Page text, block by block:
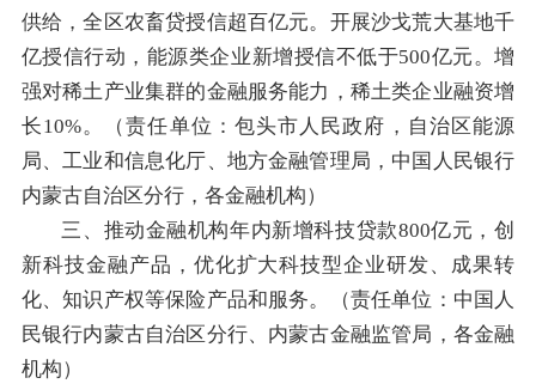
供给，全区农畜贷授信超百亿元。开展沙戈荒大基地千
亿授信行动，能源类企业新增授信不低于500亿元。增
强对稀土产业集群的金融服务能力，稀土类企业融资增
长10%。（责任单位：包头市人民政府，自治区能源
局、工业和信息化厅、地方金融管理局，中国人民银行
内蒙古自治区分行，各金融机构）
三、推动金融机构年内新增科技贷款800亿元，创
新科技金融产品，优化扩大科技型企业研发、成果转
化、知识产权等保险产品和服务。（责任单位：中国人
民银行内蒙古自治区分行、内蒙古金融监管局，各金融
机构）